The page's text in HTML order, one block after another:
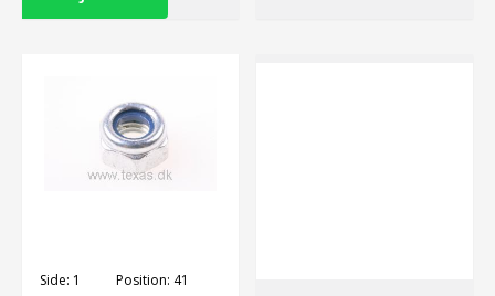
Side: 1 Position: 41